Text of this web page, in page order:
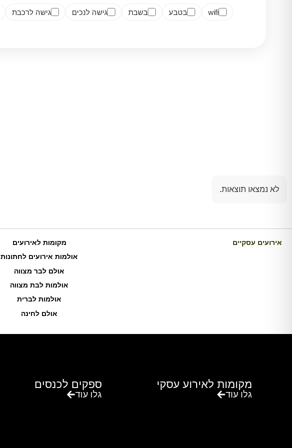
wifi בטבע בשבת גישה לנכים גישה לרכבת
לא נמצאו תוצאות.
אירועים עסקיים
מקומות לאירועים
אולמות אירועים לחתונות
אולם לבר מצווה
אולמות לבת מצווה
אולמות לברית
אולם לחינה
מקומות לאירוע עסקי
גלו עוד
ספקים לכנסים
גלו עוד